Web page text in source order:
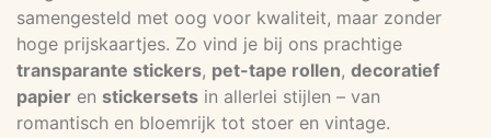
samengesteld met oog voor kwaliteit, maar zonder
hoge prijskaartjes. Zo vind je bij ons prachtige
transparante stickers, pet-tape rollen, decoratief
papier en stickersets in allerlei stijlen – van
romantisch en bloemrijk tot stoer en vintage.